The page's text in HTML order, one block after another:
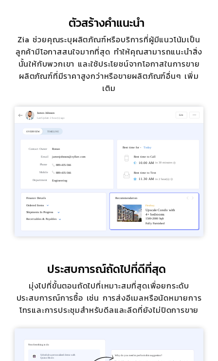
ตัวสร้างคำแนะนำ
Zia ช่วยคุณระบุผลิตภัณฑ์หรือบริการที่ผู้มีแนวโน้มเป็น
ลูกค้ามีโอกาสสนใจมากที่สุด ทำให้คุณสามารถแนะนำสิ่ง
นั้นให้กับพวกเขา และใช้ประโยชน์จากโอกาสในการขาย
ผลิตภัณฑ์ที่มีราคาสูงกว่าหรือขายผลิตภัณฑ์อื่นๆ เพิ่ม
เติม
ประสบการณ์ถัดไปที่ดีที่สุด
มุ่งไปที่ขั้นตอนถัดไปที่เหมาะสมที่สุดเพื่อยกระดับ
ประสบการณ์การซื้อ เช่น การส่งอีเมลหรือนัดหมายการ
โทรและการประชุมสำหรับดีลและลีดที่ยังไม่ปิดการขาย